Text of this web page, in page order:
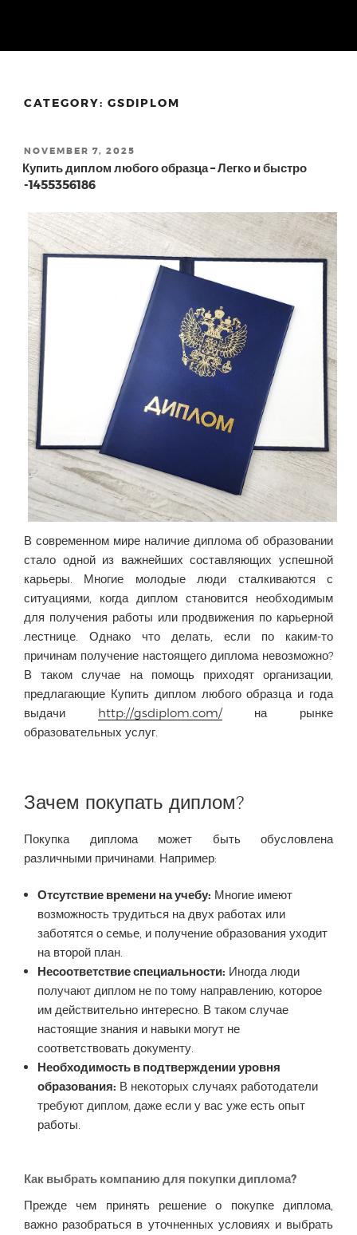
content
CATEGORY: GSDIPLOM
POSTED
ON
NOVEMBER 7, 2025
Купить диплом любого образца – Легко и быстро
-1455356186
В современном мире наличие диплома об образовании
стало одной из важнейших составляющих успешной
карьеры. Многие молодые люди сталкиваются с
ситуациями, когда диплом становится необходимым
для получения работы или продвижения по карьерной
лестнице. Однако что делать, если по каким-то
причинам получение настоящего диплома невозможно?
В таком случае на помощь приходят организации,
предлагающие Купить диплом любого образца и года
выдачи http://gsdiplom.com/на рынке
образовательных услуг.
Зачем покупать диплом?
Покупка диплома может быть обусловлена
различными причинами. Например:
Отсутствие времени на учебу: Многие имеют
возможность трудиться на двух работах или
заботятся о семье, и получение образования уходит
на второй план.
Несоответствие специальности: Иногда люди
получают диплом не по тому направлению, которое
им действительно интересно. В таком случае
настоящие знания и навыки могут не
соответствовать документу.
Необходимость в подтверждении уровня
образования: В некоторых случаях работодатели
требуют диплом, даже если у вас уже есть опыт
работы.
Как выбрать компанию для покупки диплома?
Прежде чем принять решение о покупке диплома,
важно разобраться в уточненных условиях и выбрать